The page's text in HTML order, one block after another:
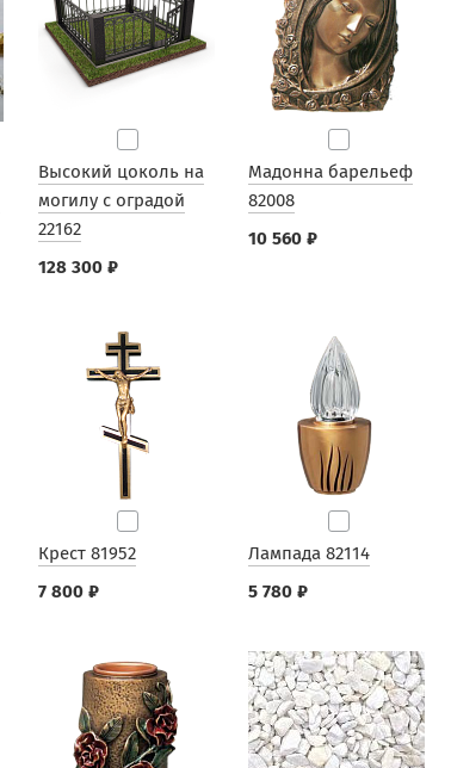
Высокий цоколь на
могилу с оградой
22162
128 300 ₽
Мадонна барельеф
82008
10 560 ₽
Крест 81952
7 800 ₽
Лампада 82114
5 780 ₽